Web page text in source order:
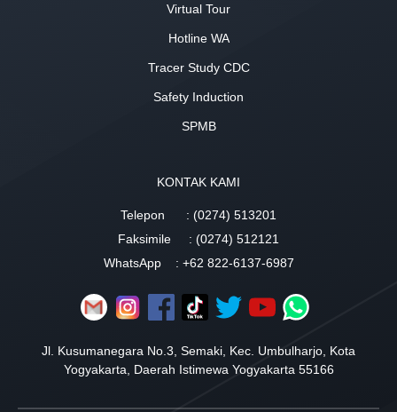
Virtual Tour
Hotline WA
Tracer Study CDC
Safety Induction
SPMB
KONTAK KAMI
Telepon
: (0274) 513201
Faksimile
: (0274) 512121
WhatsApp
: +62 822-6137-6987
Jl. Kusumanegara No.3, Semaki, Kec. Umbulharjo, Kota
Yogyakarta, Daerah Istimewa Yogyakarta 55166